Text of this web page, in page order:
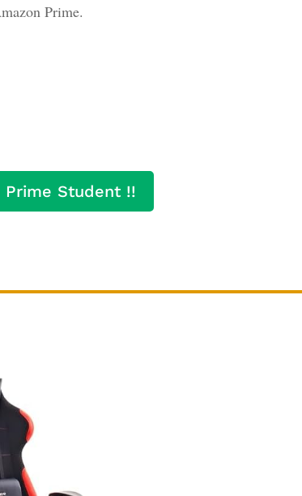
Prime.
Student !!